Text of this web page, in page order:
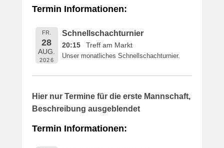
6
M
a
Termin Informationen:
FR.
28
AUG.
2026
Schnellschachturnier
20:15 Treff am Markt
Unser monatliches Schnellschachturnier.
Hier nur Termine für die erste Mannschaft,
Beschreibung ausgeblendet
Termin Informationen: